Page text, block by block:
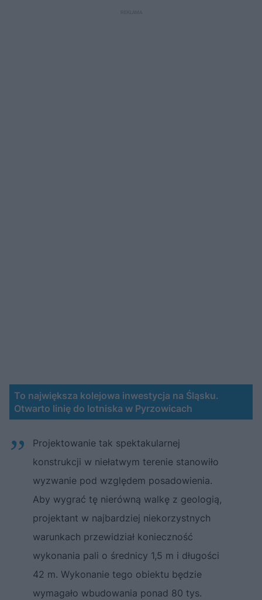
To największa kolejowa inwestycja na Śląsku.
Otwarto linię do lotniska w Pyrzowicach
Projektowanie tak spektakularnej
konstrukcji w niełatwym terenie stanowiło
wyzwanie pod względem posadowienia.
Aby wygrać tę nierówną walkę z geologią,
projektant w najbardziej niekorzystnych
warunkach przewidział konieczność
wykonania pali o średnicy 1,5 m i długości
42 m. Wykonanie tego obiektu będzie
wymagało wbudowania ponad 80 tys.